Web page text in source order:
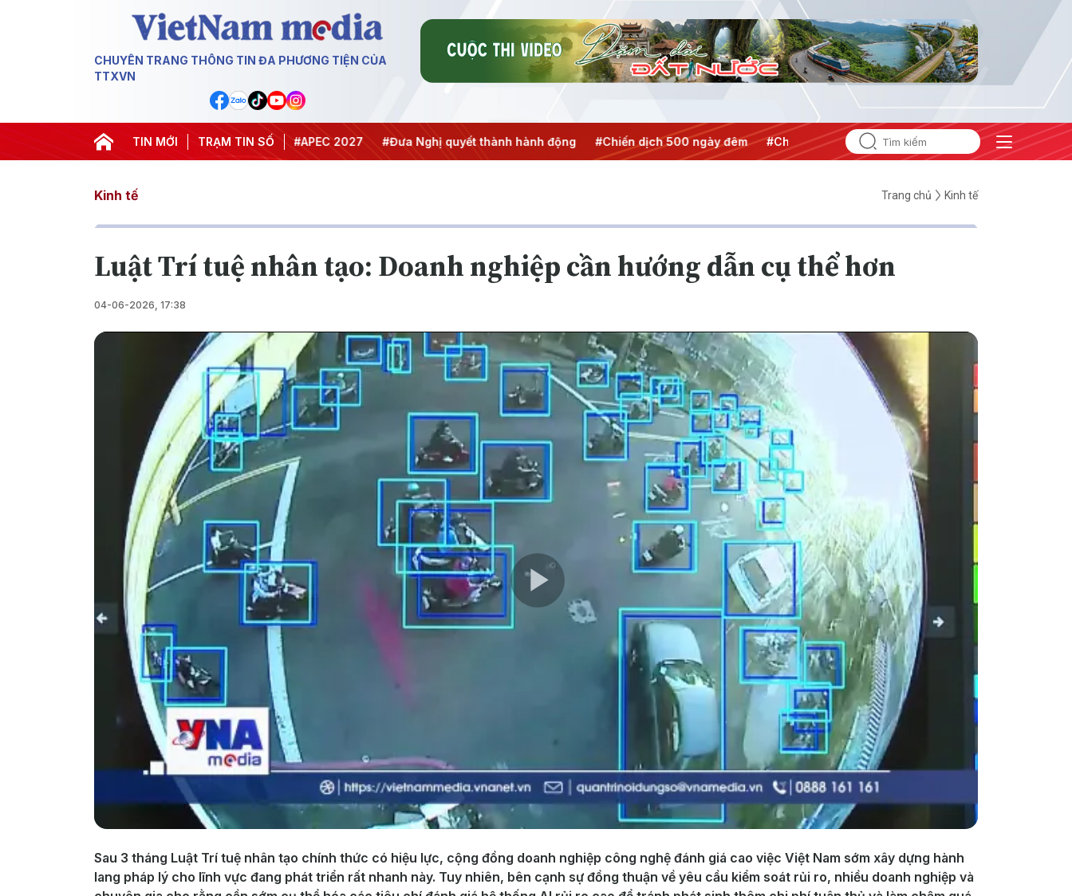
CHUYÊN TRANG THÔNG TIN ĐA PHƯƠNG TIỆN CỦA
TTXVN
TIN MỚI TRẠM TIN SỐ
#Hội nghị Trung ương 3 #APEC 2027 #Đưa Nghị quyết thành hành động #Chiến dịch 500 ngày đêm #Chống khai thác IUU #Căng thẳng Trung Đông #An
Kinh tế Trang chủ Kinh tế
Luật Trí tuệ nhân tạo: Doanh nghiệp cần hướng dẫn cụ thể hơn
04-06-2026, 17:38
Play
Video
Sau 3 tháng Luật Trí tuệ nhân tạo chính thức có hiệu lực, cộng đồng doanh nghiệp công nghệ đánh giá cao việc Việt Nam sớm xây dựng hành
lang pháp lý cho lĩnh vực đang phát triển rất nhanh này. Tuy nhiên, bên cạnh sự đồng thuận về yêu cầu kiểm soát rủi ro, nhiều doanh nghiệp và